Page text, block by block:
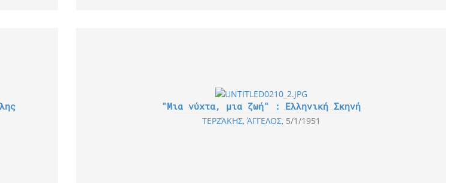
"Μια νύχτα, μια ζωή" : Ελληνική Σκηνή
ΤΕΡΖΆΚΗΣ, ΆΓΓΕΛΟΣ 5/1/1951